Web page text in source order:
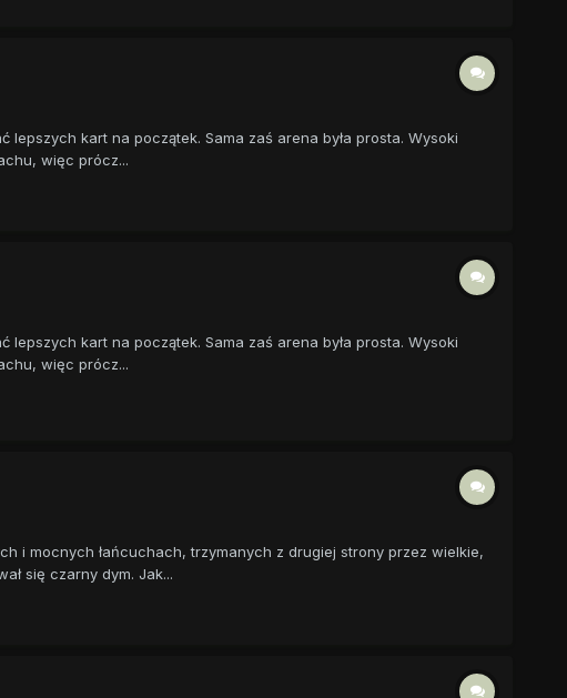
kart na początek. Sama zaś arena była prosta. Wysoki
więc prócz...
kart na początek. Sama zaś arena była prosta. Wysoki
więc prócz...
i mocnych łańcuchach, trzymanych z drugiej strony przez wielkie,
się czarny dym. Jak...